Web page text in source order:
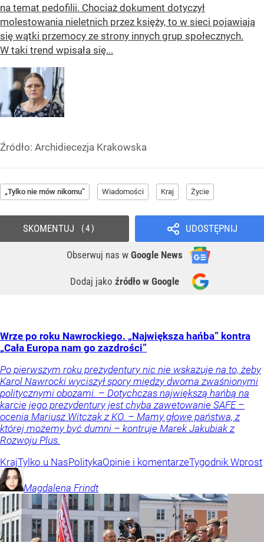
na temat pedofilii. Chociaż dokument dotyczył
molestowania nieletnich przez księży, to w sieci pojawiają
się wątki przemocy ze strony innych grup społecznych.
W taki trend wpisała się...
Źródło: Archidiecezja Krakowska
„Tylko nie mów nikomu” Wiadomości Kraj Życie
UDOSTĘPNIJ
Obserwuj nas w Google News
Dodaj jako źródło w Google
SKOMENTUJ 4
Wrze po roku Nawrockiego. „Największa hańba” kontra
„Cała Europa nam go zazdrości”
Po pierwszym roku prezydentury nic nie wskazuje na to, żeby
Karol Nawrocki wyciszył spory między dwoma zwaśnionymi
politycznymi obozami. – Dotychczas największą hańbą na
karcie jego prezydentury jest chyba zawetowanie SAFE –
ocenia Mariusz Witczak z KO. – Mamy głowę państwa, z
której możemy być dumni – kontruje Marek Jakubiak z
Rozwoju Plus.
KrajTylko u NasPolitykaOpinie i komentarzeTygodnik Wprost
Magdalena Frindt